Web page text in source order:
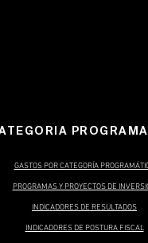
GASTOS POR CATEGORÍA
PROGRAMAS Y PROYECTOS DE
INDICADORES DE RESULTADOS
INDICADORES DE POSTURA FISCAL